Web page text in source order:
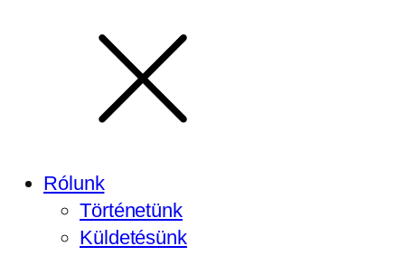
Rólunk
Történetünk
Küldetésünk